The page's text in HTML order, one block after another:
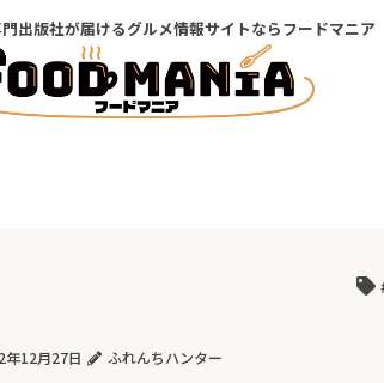
出版社が届けるグルメ情報サイトならフードマニア
年12月27日 ふれんちハンター